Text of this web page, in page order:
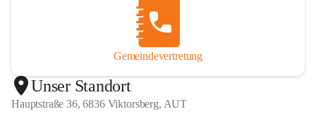
Gemeindevertretung
Unser Standort
Hauptstraße 36, 6836 Viktorsberg, AUT